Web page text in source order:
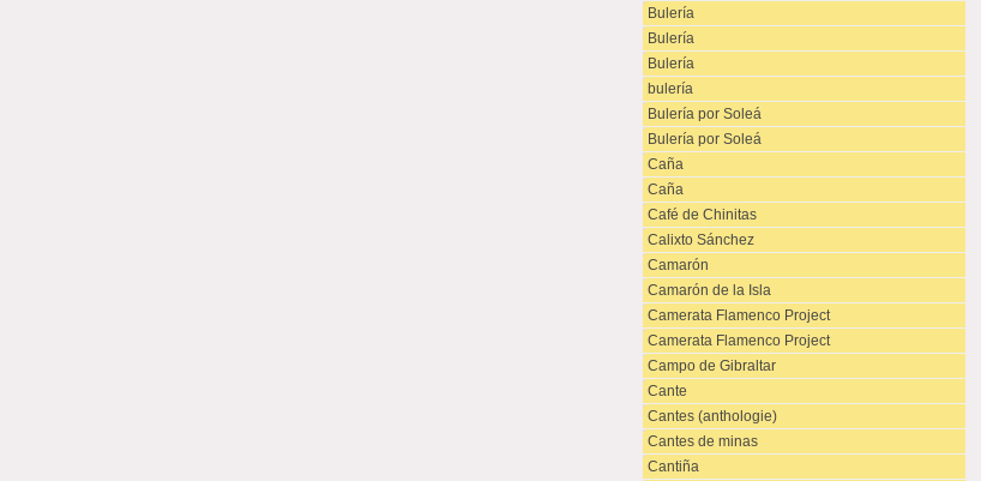
Bulería
Bulería
Bulería
bulería
Bulería por Soleá
Bulería por Soleá
Caña
Caña
Café de Chinitas
Calixto Sánchez
Camarón
Camarón de la Isla
Camerata Flamenco Project
Camerata Flamenco Project
Campo de Gibraltar
Cante
Cantes (anthologie)
Cantes de minas
Cantiña